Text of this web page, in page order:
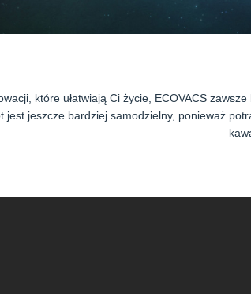
które ułatwiają Ci życie, ECOVACS
jest jeszcze bardziej samodzielny, ponieważ